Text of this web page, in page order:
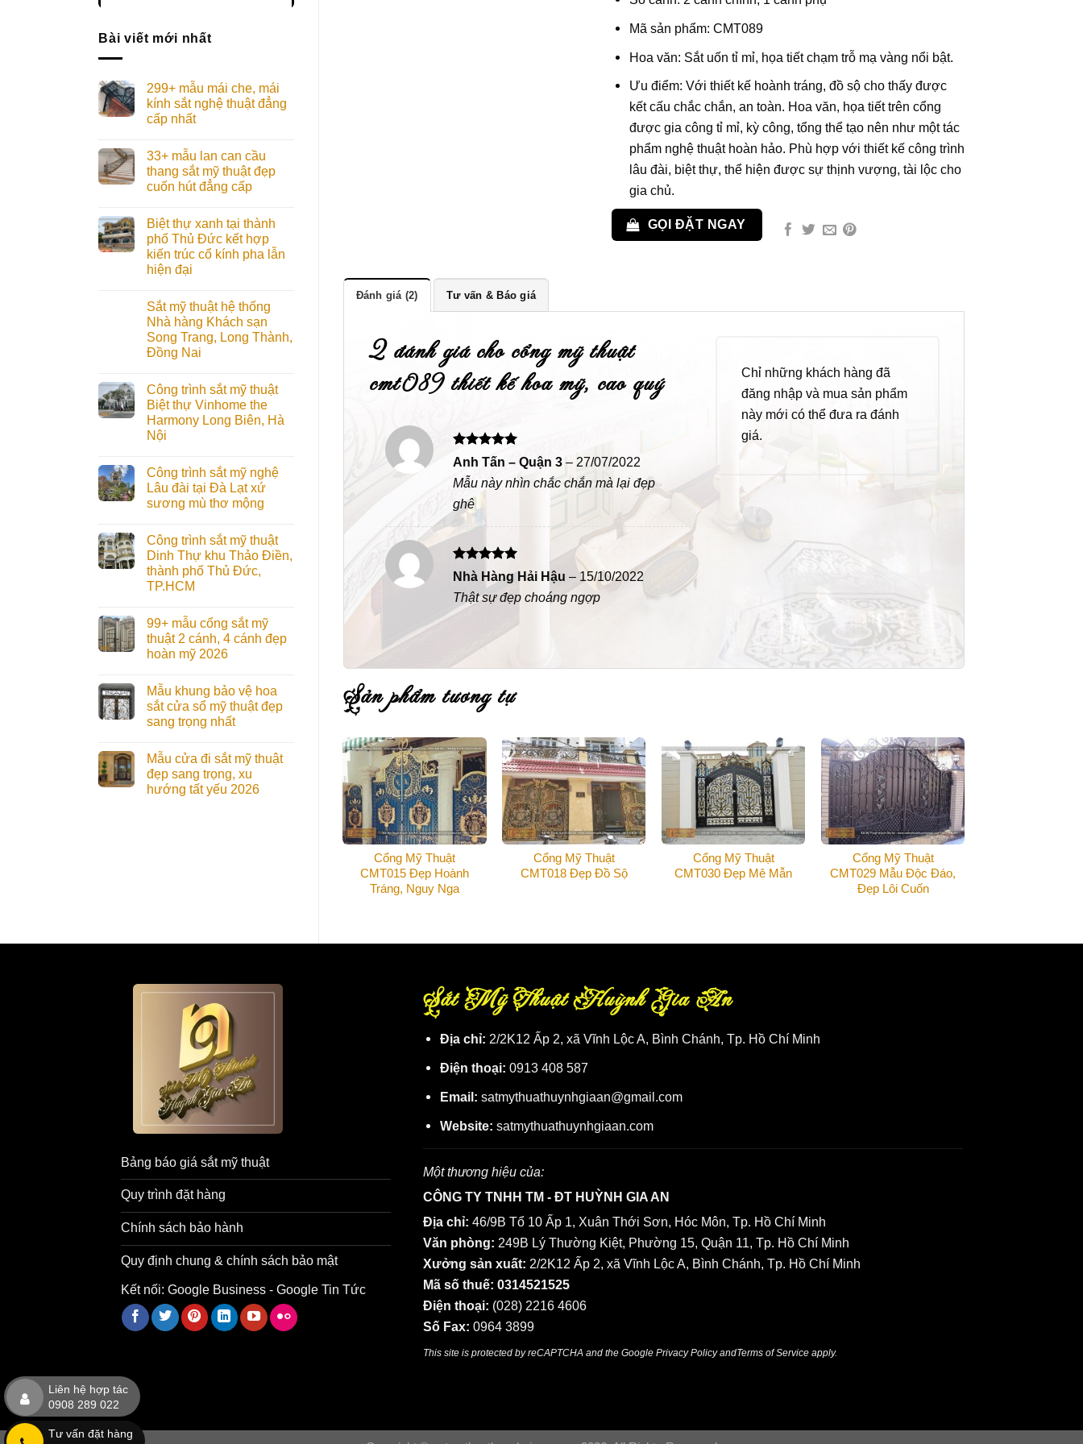
Bài viết mới nhất
299+ mẫu mái che, mái
kính sắt nghệ thuật đẳng
cấp nhất
33+ mẫu lan can cầu
thang sắt mỹ thuật đẹp
cuốn hút đẳng cấp
Biệt thự xanh tại thành
phố Thủ Đức kết hợp
kiến trúc cổ kính pha lẫn
hiện đại
Sắt mỹ thuật hệ thống
Nhà hàng Khách sạn
Song Trang, Long Thành,
Đồng Nai
Công trình sắt mỹ thuật
Biệt thự Vinhome the
Harmony Long Biên, Hà
Nội
Công trình sắt mỹ nghệ
Lâu đài tại Đà Lạt xứ
sương mù thơ mộng
Công trình sắt mỹ thuật
Dinh Thự khu Thảo Điền,
thành phố Thủ Đức,
TP.HCM
99+ mẫu cổng sắt mỹ
thuật 2 cánh, 4 cánh đẹp
hoàn mỹ 2026
Mẫu khung bảo vệ hoa
sắt cửa sổ mỹ thuật đẹp
sang trọng nhất
Mẫu cửa đi sắt mỹ thuật
đẹp sang trọng, xu
hướng tất yếu 2026
Mã sản phẩm: CMT089
Hoa văn: Sắt uốn tỉ mỉ, họa tiết chạm trỗ mạ vàng nổi bật.
Ưu điểm: Với thiết kế hoành tráng, đồ sộ cho thấy được
kết cấu chắc chắn, an toàn. Hoa văn, họa tiết trên cổng
được gia công tỉ mỉ, kỳ công, tổng thể tạo nên như một tác
phẩm nghệ thuật hoàn hảo. Phù hợp với thiết kế công trình
lâu đài, biệt thự, thể hiện được sự thịnh vượng, tài lộc cho
gia chủ.
GỌI ĐẶT NGAY
Đánh giá (2) Tư vấn & Báo giá
2 đánh giá chocổng mỹ thuật
cmt089 thiết kế hoa mỹ, cao quý
Được xếp
hạng55
sao
Anh Tấn – Quận 3– 27/07/2022
Mẫu này nhìn chắc chắn mà lại đẹp
ghê
Được xếp
hạng 55
sao
Nhà Hàng Hải Hậu– 15/10/2022
Thật sự đẹp choáng ngợp
Chỉ những khách hàng đã
đăng nhập và mua sản phẩm
này mới có thể đưa ra đánh
giá.
sản phẩm tương tự
Cổng Mỹ Thuật
CMT015 Đẹp Hoành
Tráng, Nguy Nga
Cổng Mỹ Thuật
CMT018 Đẹp Đồ Sộ
Cổng Mỹ Thuật
CMT030 Đẹp Mê Mẫn
Cổng Mỹ Thuật
CMT029 Mẫu Độc Đáo,
Đẹp Lôi Cuốn
Bảng báo giá sắt mỹ thuật
Quy trình đặt hàng
Chính sách bảo hành
Quy định chung & chính sách bảo mật
Kết nối: Google Business- Google Tin Tức
Sắt Mỹ Thuật Huỳnh Gia An
Địa chỉ: 2/2K12 Ấp 2, xã Vĩnh Lộc A, Bình Chánh, Tp. Hồ Chí Minh
Điện thoại: 0913 408 587
Email: satmythuathuynhgiaan@gmail.com
Website: satmythuathuynhgiaan.com
Một thương hiệu của:
CÔNG TY TNHH TM - ĐT HUỲNH GIA AN
Địa chỉ: 46/9B Tổ 10 Ấp 1, Xuân Thới Sơn, Hóc Môn, Tp. Hồ Chí Minh
Văn phòng: 249B Lý Thường Kiệt, Phường 15, Quận 11, Tp. Hồ Chí Minh
Xưởng sản xuất: 2/2K12 Ấp 2, xã Vĩnh Lộc A, Bình Chánh, Tp. Hồ Chí Minh
Mã số thuế: 0314521525
Điện thoại: (028) 2216 4606
Số Fax: 0964 3899
This site is protected by reCAPTCHA and the Google Privacy PolicyandTerms of Serviceapply.
Liên hệ hợp tác
0908 289 022
Tư vấn đặt hàng